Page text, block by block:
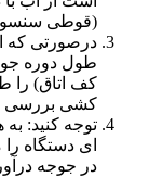
(قوطی
طول دوره
کف اتاق) را
کشی بررسی
توجه کنید: به
ای دستگاه
در جوجه